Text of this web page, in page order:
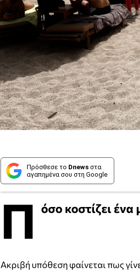
Πρόσθεσε το Dnews στα
αγαπημένα σου στη Google
Π όσο κοστίζει ένα
Ακριβή υπόθεση φαίνεται πως